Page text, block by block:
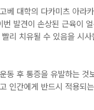
베 대학의 다카미츠 아라
발견이 손상된 근육이
리 치유될 수 있음을 시
동 후 통증을 유발하는 것
인간에게 반드시 적용되